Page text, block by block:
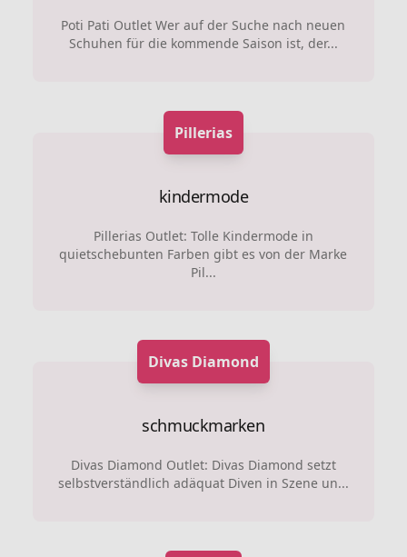
Poti Pati Outlet Wer auf der Suche nach neuen
Schuhen für die kommende Saison ist, der...
Pillerias
kindermode
Pillerias Outlet: Tolle Kindermode in
quietschebunten Farben gibt es von der Marke
Pil...
Divas Diamond
schmuckmarken
Divas Diamond Outlet: Divas Diamond setzt
selbstverständlich adäquat Diven in Szene un...